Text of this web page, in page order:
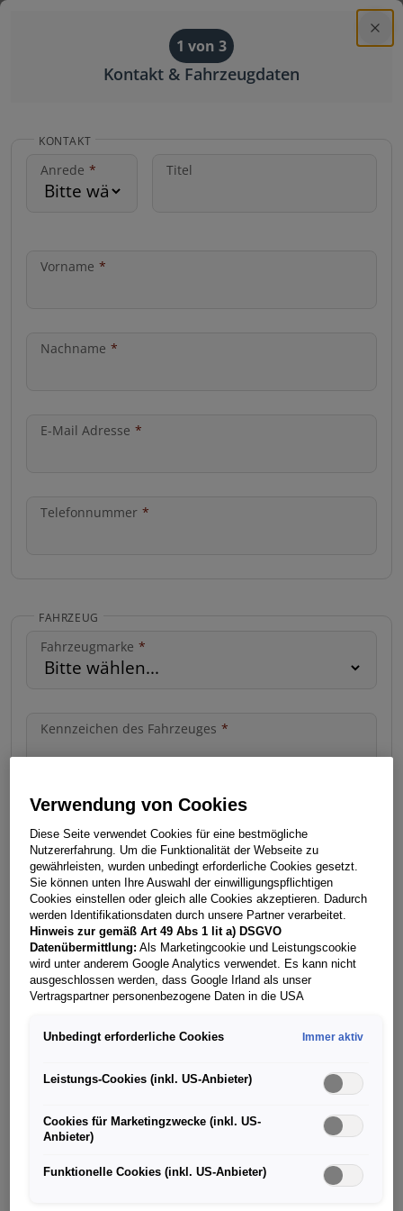
1 von 3
Kontakt & Fahrzeugdaten
KONTAKT
Anrede * Titel
Vorname *
Nachname *
E-Mail Adresse *
Telefonnummer *
FAHRZEUG
Fahrzeugmarke *
Kennzeichen des Fahrzeuges *
Foto vom Zulassungsschein
Hochladen
JPG, PNG, PDF | max. 20 MB
Fahrzeug-Ident. Nr. (FIN)
Verwendung von Cookies
Diese Seite verwendet Cookies für eine bestmögliche
Nutzererfahrung. Um die Funktionalität der Webseite zu
gewährleisten, wurden unbedingt erforderliche Cookies gesetzt.
Sie können unten Ihre Auswahl der einwilligungspflichtigen
Cookies einstellen oder gleich alle Cookies akzeptieren. Dadurch
werden Identifikationsdaten durch unsere Partner verarbeitet.
Hinweis zur gemäß Art 49 Abs 1 lit a) DSGVO
Datenübermittlung: Als Marketingcookie und Leistungscookie
wird unter anderem Google Analytics verwendet. Es kann nicht
ausgeschlossen werden, dass Google Irland als unser
Vertragspartner personenbezogene Daten in die USA
besteht kein der Europäischen Union der Sache nach
gleichwertiges Datenschutzniveau und es fehlt an einem
Hieraus können sich für Sie Risiken ergeben, weil Sie Ihre Rechte
als Betroffener in den USA nicht wirksam durchsetzen können, in
ausgeschlossen werden kann, dass aufgrund aktueller Gesetze
US-Sicherheitsbehörden einen Zugriff auf Daten erlangen können,
auf das absolut Notwendige beschränkt sind. Sollten Sie das
Unbedingt erforderliche Cookies Immer aktiv
Leistungs-Cookies (inkl. US-Anbieter)
Cookies für Marketingzwecke (inkl. US-
Anbieter)
Funktionelle Cookies (inkl. US-Anbieter)